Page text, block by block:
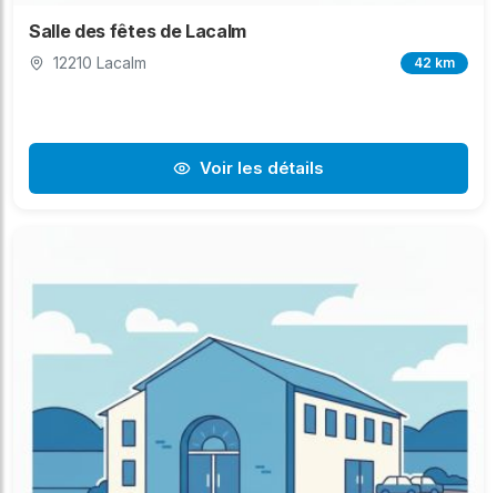
Salle des fêtes de Lacalm
12210 Lacalm 42 km
Voir les détails